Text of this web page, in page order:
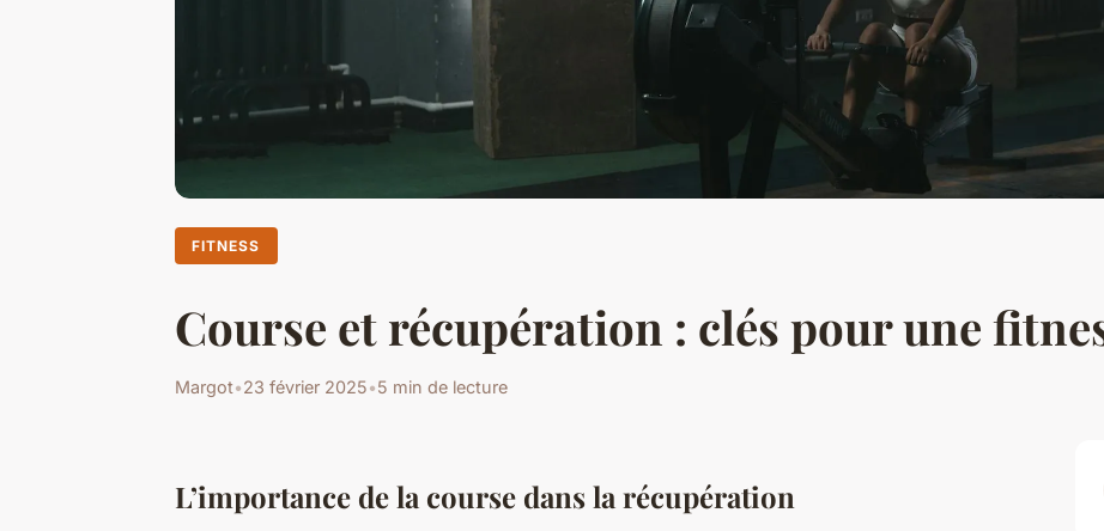
FITNESS
Course et récupération : clés pour une
Margot•23 février 2025•5 min de lecture
L’importance de la course dans la récupération